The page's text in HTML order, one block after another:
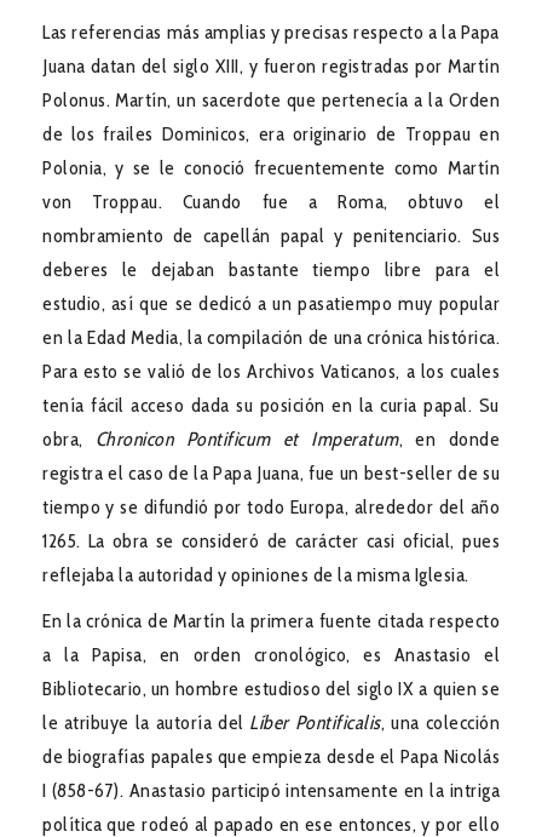
Las referencias más amplias y precisas respecto a la Papa
Juana datan del siglo XIII, y fueron registradas por Martín
Polonus. Martín, un sacerdote que pertenecía a la Orden
de los frailes Dominicos, era originario de Troppau en
Polonia, y se le conoció frecuentemente como Martín
von Troppau. Cuando fue a Roma, obtuvo el
nombramiento de capellán papal y penitenciario. Sus
deberes le dejaban bastante tiempo libre para el
estudio, así que se dedicó a un pasatiempo muy popular
en la Edad Media, la compilación de una crónica histórica.
Para esto se valió de los Archivos Vaticanos, a los cuales
tenía fácil acceso dada su posición en la curia papal. Su
obra, Chronicon Pontificum et Imperatum, en donde
registra el caso de la Papa Juana, fue un best-seller de su
tiempo y se difundió por todo Europa, alrededor del año
1265. La obra se consideró de carácter casi oficial, pues
reflejaba la autoridad y opiniones de la misma Iglesia.
En la crónica de Martín la primera fuente citada respecto
a la Papisa, en orden cronológico, es Anastasio el
Bibliotecario, un hombre estudioso del siglo IX a quien se
le atribuye la autoría del Líber Pontificalis, una colección
de biografías papales que empieza desde el Papa Nicolás
I (858-67). Anastasio participó intensamente en la intriga
política que rodeó al papado en ese entonces, y por ello